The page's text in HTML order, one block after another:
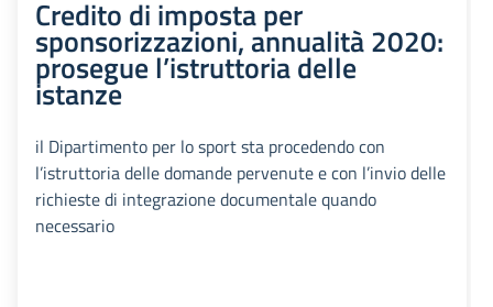
Credito di imposta per
sponsorizzazioni, annualità 2020:
prosegue l’istruttoria delle
istanze
il Dipartimento per lo sport sta procedendo con
l’istruttoria delle domande pervenute e con l’invio delle
richieste di integrazione documentale quando
necessario